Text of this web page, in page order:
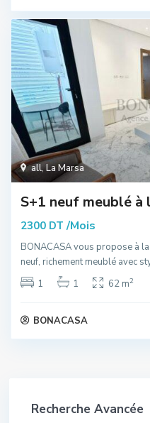
all,La Marsa
S+1 neuf meublé à
2300 DT /Mois
BONACASA vous propose à
neuf, richement meublé avec
1
1 62 m2
BONACASA
Recherche Avancée